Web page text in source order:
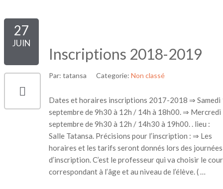
27
JUIN
Inscriptions 2018-2019
Par: tatansa Categorie: Non classé
Dates et horaires inscriptions 2017-2018 ⇒ Samedi
septembre de 9h30 à 12h / 14h à 18h00. ⇒ Mercredi
septembre de 9h30 à 12h / 14h30 à 19h00. . lieu :
Salle Tatansa. Précisions pour l’inscription : ⇒ Les
horaires et les tarifs seront donnés lors des journées
d’inscription. C’est le professeur qui va choisir le
correspondant à l’âge et au niveau de l’élève. ( …